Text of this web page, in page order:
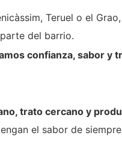
Teruel o el
del barrio.
confianza, sabor y
trato cercano y
el sabor de